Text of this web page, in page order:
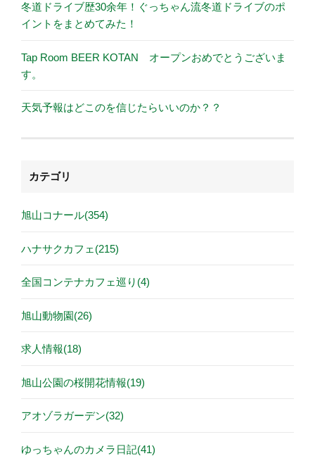
冬道ドライブ歴30余年！ぐっちゃん流冬道ドライブのポ
イントをまとめてみた！
Tap Room BEER KOTAN オープンおめでとうございま
す。
天気予報はどこのを信じたらいいのか？？
カテゴリ
旭山コナール(354)
ハナサクカフェ(215)
全国コンテナカフェ巡り(4)
旭山動物園(26)
求人情報(18)
旭山公園の桜開花情報(19)
アオゾラガーデン(32)
ゆっちゃんのカメラ日記(41)